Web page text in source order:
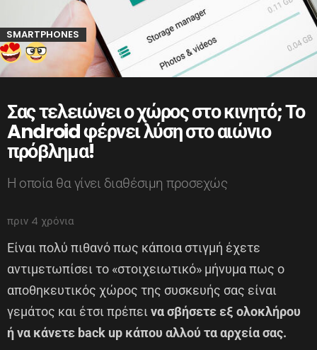
SMARTPHONES
Σας τελειώνει ο χώρος στο κινητό; Το
Android φέρνει λύση στο αιώνιο
πρόβλημα!
Η οποία θα γίνει διαθέσιμη προσεχώς
πριν 4 χρόνια
Είναι πολύ πιθανό πως κάποια στιγμή έχετε
αντιμετωπίσει το «στοιχειωτικό» μήνυμα πως ο
αποθηκευτικός χώρος της συσκευής σας είναι
γεμάτος και έτσι πρέπει να σβήσετε εξ ολοκλήρου
ή να κάνετε back up κάπου αλλού τα αρχεία σας.